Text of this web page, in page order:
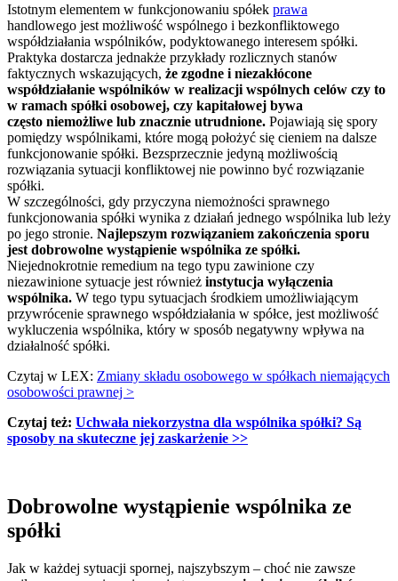
Istotnym elementem w funkcjonowaniu spółek prawa
handlowego jest możliwość wspólnego i bezkonfliktowego
współdziałania wspólników, podyktowanego interesem spółki.
Praktyka dostarcza jednakże przykłady rozlicznych stanów
faktycznych wskazujących, że zgodne i niezakłócone
współdziałanie wspólników w realizacji wspólnych celów czy to
w ramach spółki osobowej, czy kapitałowej bywa
często niemożliwe lub znacznie utrudnione. Pojawiają się spory
pomiędzy wspólnikami, które mogą położyć się cieniem na dalsze
funkcjonowanie spółki. Bezsprzecznie jedyną możliwością
rozwiązania sytuacji konfliktowej nie powinno być rozwiązanie
spółki.
W szczególności, gdy przyczyna niemożności sprawnego
funkcjonowania spółki wynika z działań jednego wspólnika lub leży
po jego stronie. Najlepszym rozwiązaniem zakończenia sporu
jest dobrowolne wystąpienie wspólnika ze spółki.
Niejednokrotnie remedium na tego typu zawinione czy
niezawinione sytuacje jest również instytucja wyłączenia
wspólnika. W tego typu sytuacjach środkiem umożliwiającym
przywrócenie sprawnego współdziałania w spółce, jest możliwość
wykluczenia wspólnika, który w sposób negatywny wpływa na
działalność spółki.
Czytaj w LEX: Zmiany składu osobowego w spółkach niemających
osobowości prawnej >
Czytaj też: Uchwała niekorzystna dla wspólnika spółki? Są
sposoby na skuteczne jej zaskarżenie​ >>
Dobrowolne wystąpienie wspólnika ze
spółki
Jak w każdej sytuacji spornej, najszybszym – choć nie zawsze